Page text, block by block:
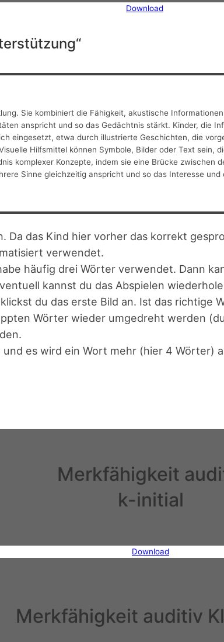
Download
Sie kombiniert die Fähigkeit, akustische
anspricht und so das Gedächtnis stärkt. Kinder, die
eingesetzt, etwa durch illustrierte Geschichten, die
Hilfsmittel können Symbole, Bilder oder Text sein,
komplexer Konzepte, indem sie eine Brücke zwischen
Sinne gleichzeitig anspricht und so das Interesse
das Kind hier vorher das korrekt
verwendet.
häufig drei Wörter verwendet. Dann
kannst du das Abspielen
du das erste Bild an. Ist das richtige
Wörter wieder umgedreht werden
es wird ein Wort mehr (hier 4 Wörter)
Merkfähigkeit
k-initial
Download
Merkfähigkeit auditiv